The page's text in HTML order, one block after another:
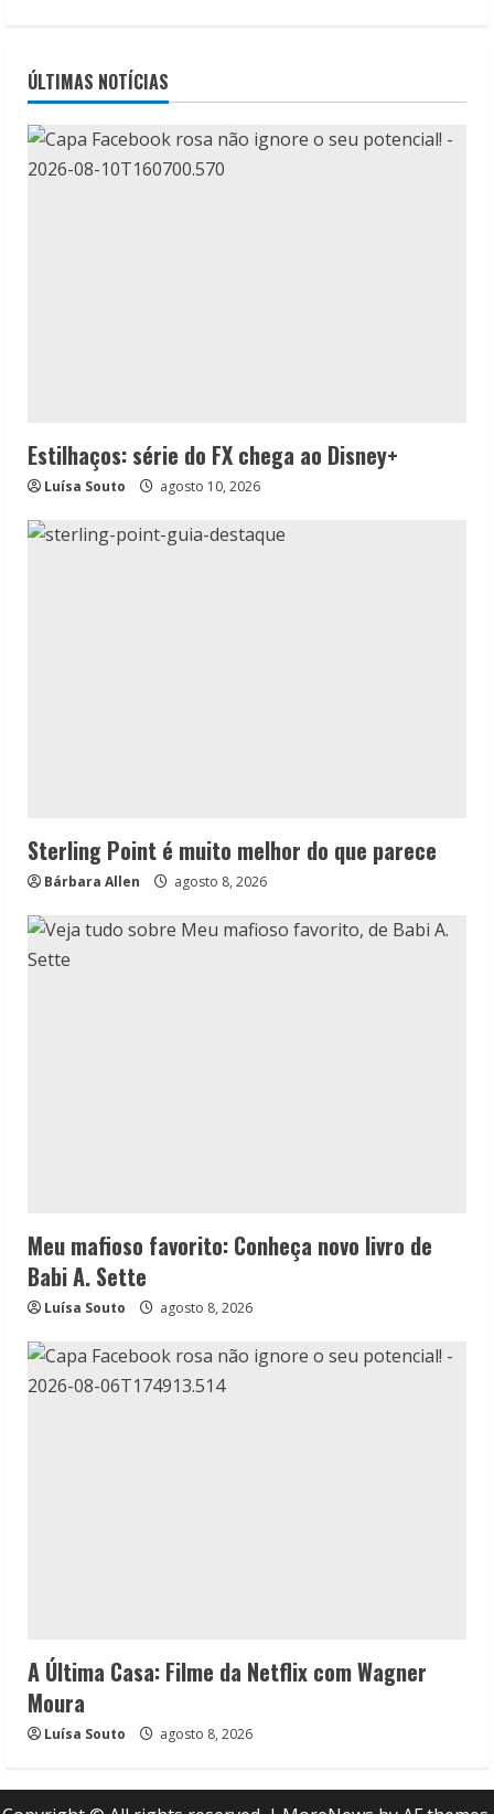
ÚLTIMAS NOTÍCIAS
Estilhaços: série do FX chega ao Disney+
Luísa Souto agosto 10, 2026
Sterling Point é muito melhor do que parece
Bárbara Allen agosto 8, 2026
Meu mafioso favorito: Conheça novo livro de
Babi A. Sette
Luísa Souto agosto 8, 2026
A Última Casa: Filme da Netflix com Wagner
Moura
Luísa Souto agosto 8, 2026